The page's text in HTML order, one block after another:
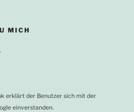
MICH
erklärt der Benutzer sich mit der
einverstanden.